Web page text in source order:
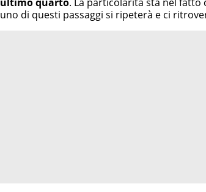
uno di questi passaggi si ripeterà e ci